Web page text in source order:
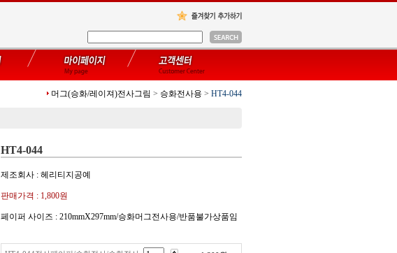
머그(승화/레이져)전사그림 > 승화전사용 > HT4-044
HT4-044
제조회사 : 헤리티지공예
판매가격 : 1,800원
페이퍼 사이즈 : 210mmX297mm/승화머그전사용/반품불가상품임